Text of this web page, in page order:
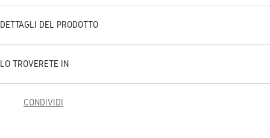
DETTAGLI DEL PRODOTTO
LO TROVERETE IN
CONDIVIDI